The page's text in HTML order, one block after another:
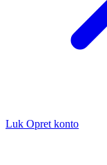
Luk Opret konto